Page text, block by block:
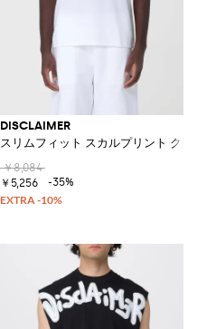
DISCLAIMER
スリムフィット スカルプリント ク
￥8,084
￥5,256
-35%